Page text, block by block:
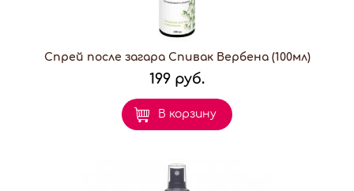
Спрей после загара Спивак Вербена (100мл)
199 руб.
В корзину